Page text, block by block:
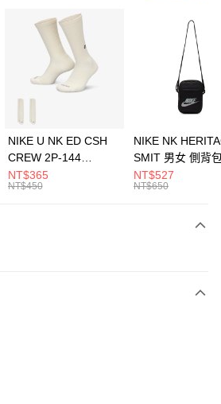
21家銀行
第一商業銀行
彰化商業銀行
後，再付款。
程】
先享後付」後，將跳轉至「AFTEE先享後付」
到繳費通知簡訊。
內，點擊此簡訊中的連結，可透過四大超商／
進行付款，方視為交易完成。
含以上)免運費
含以上)免運費
含以上)免運費
NIKE U NK ED CSH
CREW 2P-144
EMBRDY 男女 短統襪
FZ3073133
NT$365
NT$450
NIKE NK
SMIT 男女 側背
BA5871010
NT$527
NT$650